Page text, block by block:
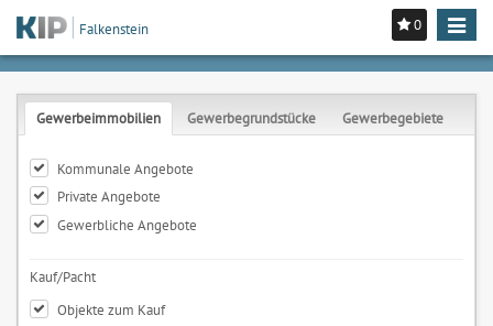
0
Toggle
Falkenstein
Gewerbeimmobilien Gewerbegrundstücke Gewerbegebiete
Kommunale Angebote
Private Angebote
Gewerbliche Angebote
Kauf/Pacht
Objekte zum Kauf